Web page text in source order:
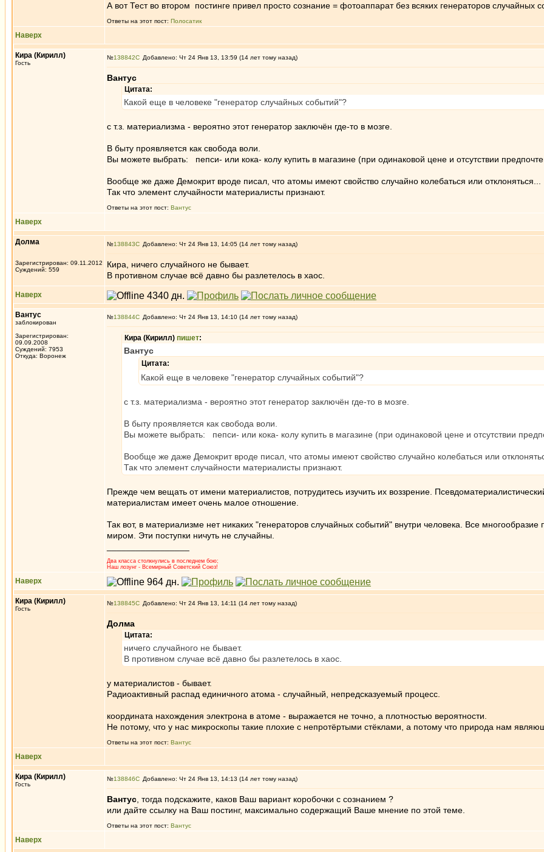
А вот Тест во втором постинге привел просто сознание = фотоаппарат без всяких генераторов случайных
Ответы на этот пост: Полосатик
Наверх
Кира (Кирилл)
Гость
№138842 Добавлено: Чт 24 Янв 13, 13:59 (14 лет тому назад)
Вантус
Цитата:
Какой еще в человеке "генератор случайных событий"?
с т.з. материализма - вероятно этот генератор заключён где-то в мозге.
В быту проявляется как свобода воли.
Вы можете выбрать: пепси- или кока- колу купить в магазине (при одинаковой цене и отсутствии
Вообще же даже Демокрит вроде писал, что атомы имеют свойство случайно колебаться или отклоняться...
Так что элемент случайности материалисты признают.
Ответы на этот пост: Вантус
Наверх
Долма
Зарегистрирован: 09.11.2012
Суждений: 559
№138843 Добавлено: Чт 24 Янв 13, 14:05 (14 лет тому назад)
Кира, ничего случайного не бывает.
В противном случае всё давно бы разлетелось в хаос.
Наверх
Вантус
заблокирован
Зарегистрирован:
09.09.2008
Суждений: 7953
Откуда: Воронеж
№138844 Добавлено: Чт 24 Янв 13, 14:10 (14 лет тому назад)
Кира (Кирилл) пишет:
Вантус
Цитата:
Какой еще в человеке "генератор случайных событий"?
с т.з. материализма - вероятно этот генератор заключён где-то в мозге.
В быту проявляется как свобода воли.
Вы можете выбрать: пепси- или кока- колу купить в магазине (при одинаковой цене и отсутствии
Вообще же даже Демокрит вроде писал, что атомы имеют свойство случайно колебаться или
Так что элемент случайности материалисты признают.
Прежде чем вещать от имени материалистов, потрудитесь изучить их воззрение.
материалистам имеет очень малое отношение.
Так вот, в материализме нет никаких "генераторов случайных событий" внутри человека. Все
миром. Эти поступки ничуть не случайны.
Два класса столкнулись в последнем бою;
Наш лозунг - Всемирный Советский Союз!
Наверх
Кира (Кирилл)
Гость
№138845 Добавлено: Чт 24 Янв 13, 14:11 (14 лет тому назад)
Долма
Цитата:
ничего случайного не бывает.
В противном случае всё давно бы разлетелось в хаос.
у материалистов - бывает.
Радиоактивный распад единичного атома - случайный, непредсказуемый процесс.
координата нахождения электрона в атоме - выражается не точно, а плотностью вероятности.
Не потому, что у нас микроскопы такие плохие с непротёртыми стёклами, а потому что природа нам
Ответы на этот пост: Вантус
Наверх
Кира (Кирилл)
Гость
№138846 Добавлено: Чт 24 Янв 13, 14:13 (14 лет тому назад)
Вантус , тогда подскажите, каков Ваш вариант коробочки с сознанием ?
или дайте ссылку на Ваш постинг, максимально содержащий Ваше мнение по этой теме.
Ответы на этот пост: Вантус
Наверх